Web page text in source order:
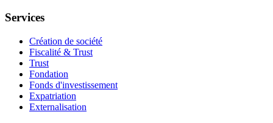
Services
Création de société
Fiscalité & Trust
Trust
Fondation
Fonds d'investissement
Expatriation
Externalisation